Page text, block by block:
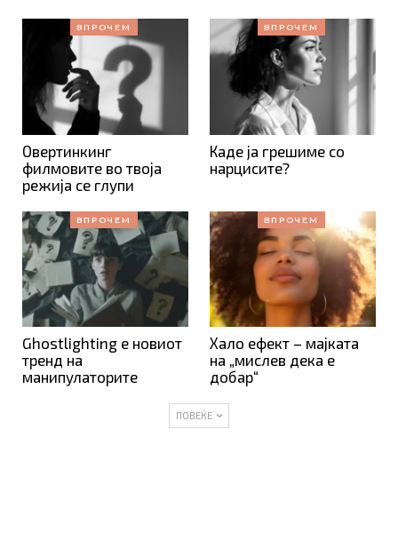
ВПРОЧЕМ
Овертинкинг
филмовите во твоја
режија се глупи
ВПРОЧЕМ
Каде ја грешиме со
нарцисите?
ВПРОЧЕМ
Ghostlighting е новиот
тренд на
манипулаторите
ВПРОЧЕМ
Хало ефект – мајката
на „мислев дека е
добар“
ПОВЕЌЕ